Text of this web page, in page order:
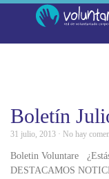
Boletín
31 julio, 2013 No hay
Boletin Voluntare
DESTACAMOS